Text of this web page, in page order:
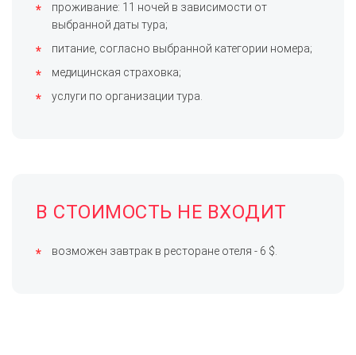
проживание: 11 ночей в зависимости от
выбранной даты тура;
питание, согласно выбранной категории номера;
медицинская страховка;
услуги по организации тура.
В СТОИМОСТЬ НЕ ВХОДИТ
возможен завтрак в ресторане отеля - 6 $.